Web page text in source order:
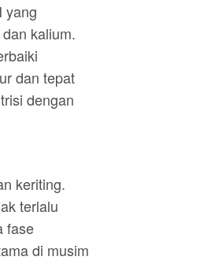
yang
kalium.
dan tepat
dengan
keriting.
terlalu
fase
di musim